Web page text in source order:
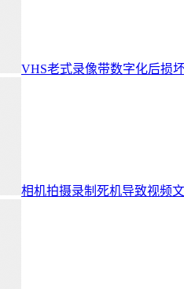
VHS老式录像带数字化后损
相机拍摄录制死机导致视频